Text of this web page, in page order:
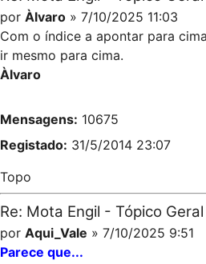
por Àlvaro » 7/10/2025 11:03
Com o índice a apontar para
ir mesmo para cima.
Àlvaro
Mensagens: 10675
Registado: 31/5/2014 23:07
Topo
Re: Mota Engil - Tópico
por Aqui_Vale » 7/10/2025 9:51
Parece que...